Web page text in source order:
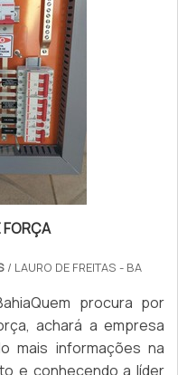
FORÇA
/ LAURO DE FREITAS - BA
procura por
achará a empresa
mais informações na
e conhecendo a líder